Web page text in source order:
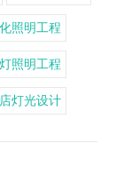
照明工程
照明工程
灯光设计